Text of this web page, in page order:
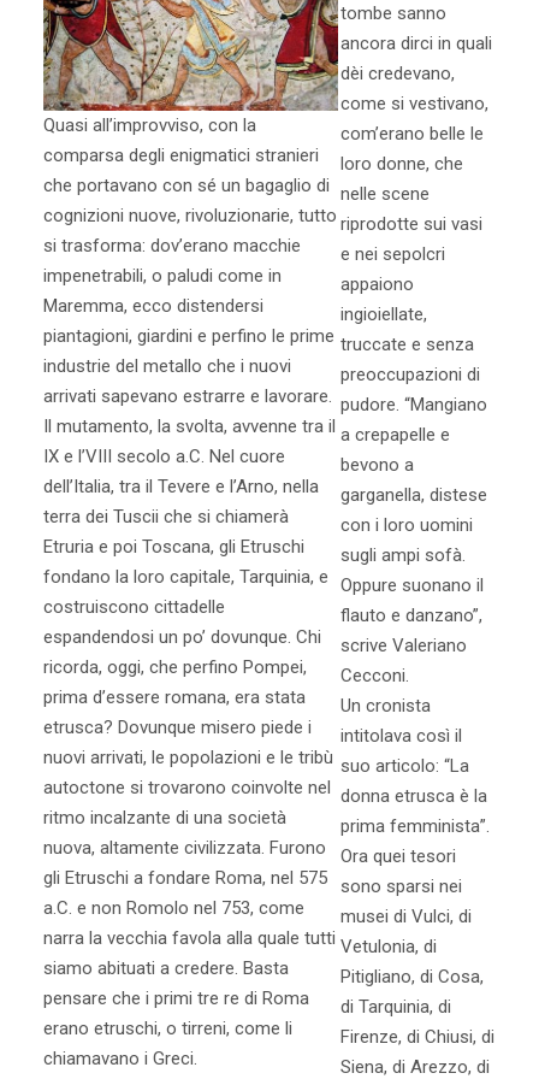
Quasi all’improvviso, con la
comparsa degli enigmatici stranieri
che portavano con sé un bagaglio di
cognizioni nuove, rivoluzionarie, tutto
si trasforma: dov’erano macchie
impenetrabili, o paludi come in
Maremma, ecco distendersi
piantagioni, giardini e perfino le prime
industrie del metallo che i nuovi
arrivati sapevano estrarre e lavorare.
Il mutamento, la svolta, avvenne tra il
IX e l’VIII secolo a.C. Nel cuore
dell’Italia, tra il Tevere e l’Arno, nella
terra dei Tuscii che si chiamerà
Etruria e poi Toscana, gli Etruschi
fondano la loro capitale, Tarquinia, e
costruiscono cittadelle
espandendosi un po’ dovunque. Chi
ricorda, oggi, che perfino Pompei,
prima d’essere romana, era stata
etrusca? Dovunque misero piede i
nuovi arrivati, le popolazioni e le tribù
autoctone si trovarono coinvolte nel
ritmo incalzante di una società
nuova, altamente civilizzata. Furono
gli Etruschi a fondare Roma, nel 575
a.C. e non Romolo nel 753, come
narra la vecchia favola alla quale tutti
siamo abituati a credere. Basta
pensare che i primi tre re di Roma
erano etruschi, o tirreni, come li
chiamavano i Greci.
tombe sanno
ancora dirci in quali
dèi credevano,
come si vestivano,
com’erano belle le
loro donne, che
nelle scene
riprodotte sui vasi
e nei sepolcri
appaiono
ingioiellate,
truccate e senza
preoccupazioni di
pudore. “Mangiano
a crepapelle e
bevono a
garganella, distese
con i loro uomini
sugli ampi sofà.
Oppure suonano il
flauto e danzano”,
scrive Valeriano
Cecconi.
Un cronista
intitolava così il
suo articolo: “La
donna etrusca è la
prima femminista”.
Ora quei tesori
sono sparsi nei
musei di Vulci, di
Vetulonia, di
Pitigliano, di Cosa,
di Tarquinia, di
Firenze, di Chiusi, di
Siena, di Arezzo, di